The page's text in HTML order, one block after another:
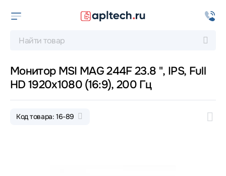
Монитор MSI MAG 244F 23.8 ", IPS, Full
HD 1920x1080 (16:9), 200 Гц
Код товара: 16-89